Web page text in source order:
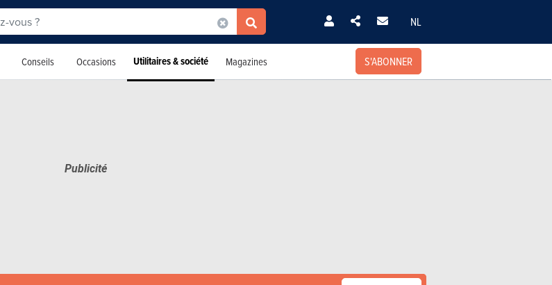
NL
Conseils Occasions Utilitaires & société Magazines S'ABONNER